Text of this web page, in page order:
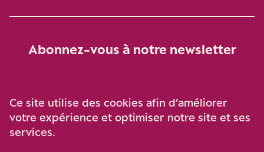
Abonnez-vous à notre newsletter
Ce site utilise des cookies afin d’améliorer
votre expérience et optimiser notre site et ses
services.